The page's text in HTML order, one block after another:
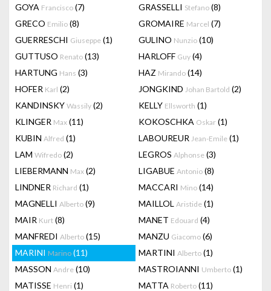
GOYA Francisco (7) GRASSELLI Stefano (8)
GRECO Emilio (8) GROMAIRE Marcel (7)
GUERRESCHI Giuseppe (1) GULINO Nunzio (10)
GUTTUSO Renato (13) HARLOFF Guy (4)
HARTUNG Hans (3) HAZ Mirando (14)
HOFER Karl (2) JONGKIND Johan Bartold (2)
KANDINSKY Wassily (2) KELLY Ellsworth (1)
KLINGER Max (11) KOKOSCHKA Oskar (1)
KUBIN Alfred (1) LABOUREUR Jean-Emile (1)
LAM Wifredo (2) LEGROS Alphonse (3)
LIEBERMANN Max (2) LIGABUE Antonio (8)
LINDNER Richard (1) MACCARI Mino (14)
MAGNELLI Alberto (9) MAILLOL Aristide (1)
MAIR Kurt (8) MANET Edouard (4)
MANFREDI Alberto (15) MANZU Giacomo (6)
MARINI Marino (11) MARTINI Alberto (1)
MASSON Andre (10) MASTROIANNI Umberto (1)
MATISSE Henri (1) MATTA Roberto (11)